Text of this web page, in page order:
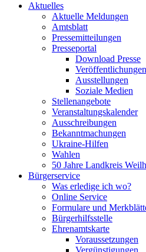
Aktuelles
Aktuelle Meldungen
Amtsblatt
Pressemitteilungen
Presseportal
Download Presse
Veröffentlichungen
Ausstellungen
Soziale Medien
Stellenangebote
Veranstaltungskalender
Ausschreibungen
Bekanntmachungen
Ukraine-Hilfen
Wahlen
50 Jahre Landkreis
Bürgerservice
Was erledige ich wo?
Online Service
Formulare und
Bürgerhilfsstelle
Ehrenamtskarte
Voraussetzungen